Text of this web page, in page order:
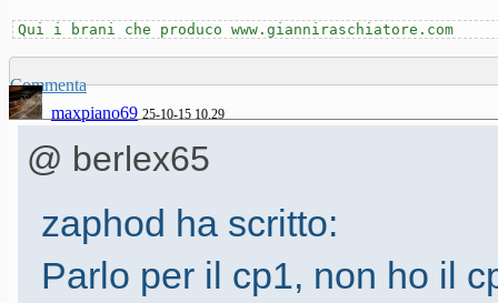
Qui i brani che produco www.gianniraschiatore.com
Commenta
maxpiano69 25-10-15 10.29
@ berlex65
zaphod ha scritto:
Parlo per il cp1, non ho il